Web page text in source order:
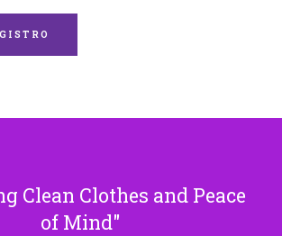
Clean Clothes and Peace
of Mind